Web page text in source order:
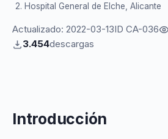
Hospital General de Elche, Alicante
Actualizado: 2022-03-13ID CA-036
3.454descargas
Introducción